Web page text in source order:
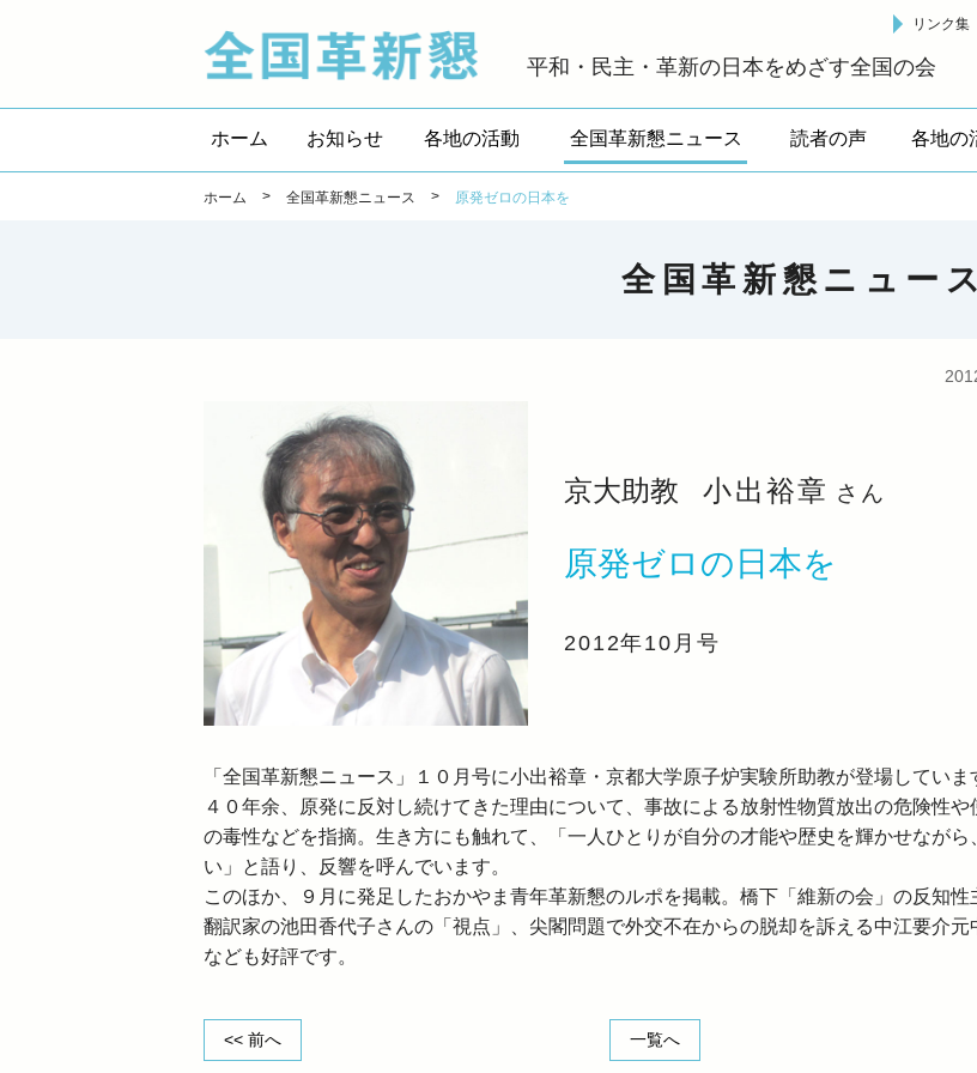
平和・民主・革新の日本をめざす全国の会
リンク集
ホーム お知らせ 各地の活動 全国革新懇ニュース 読者の声 各地の
ホーム > 全国革新懇ニュース > 原発ゼロの日本を
全国革新懇ニュース
京大助教 小出裕章 さん
原発ゼロの日本を
2012年10月号
「全国革新懇ニュース」１０月号に小出裕章・京都大学原子炉実験所助教が登場していま
４０年余、原発に反対し続けてきた理由について、事故による放射性物質放出の危険性や
の毒性などを指摘。生き方にも触れて、「一人ひとりが自分の才能や歴史を輝かせながら
い」と語り、反響を呼んでいます。
このほか、９月に発足したおかやま青年革新懇のルポを掲載。橋下「維新の会」の反知性
翻訳家の池田香代子さんの「視点」、尖閣問題で外交不在からの脱却を訴える中江要介元
なども好評です。
<< 前へ 一覧へ